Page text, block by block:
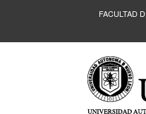
FACULTAD